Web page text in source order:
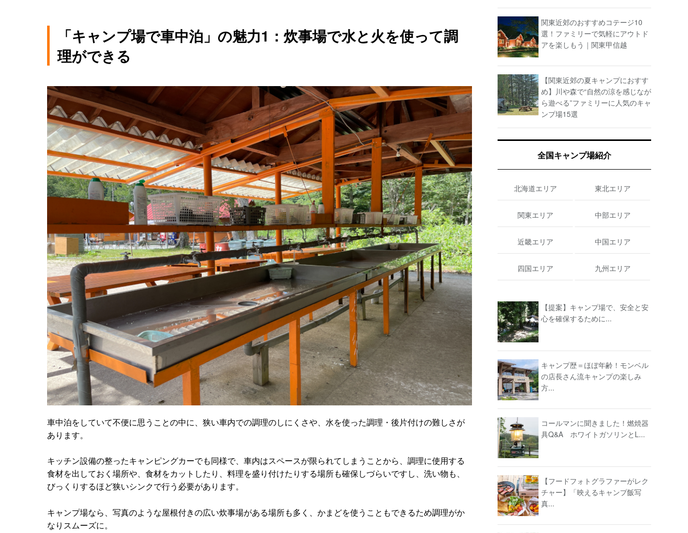
「キャンプ場で車中泊」の魅力1：炊事場で水と火を使って調
理ができる
車中泊をしていて不便に思うことの中に、狭い車内での調理のしにくさや、水を使った調理・後片付けの難しさが
あります。
キッチン設備の整ったキャンピングカーでも同様で、車内はスペースが限られてしまうことから、調理に使用する
食材を出しておく場所や、食材をカットしたり、料理を盛り付けたりする場所も確保しづらいですし、洗い物も、
びっくりするほど狭いシンクで行う必要があります。
キャンプ場なら、写真のような屋根付きの広い炊事場がある場所も多く、かまどを使うこともできるため調理がか
なりスムーズに。
関東近郊のおすすめコテージ10
選！ファミリーで気軽にアウトド
アを楽しもう｜関東甲信越
【関東近郊の夏キャンプにおすす
め】川や森で“自然の涼を感じなが
ら遊べる”ファミリーに人気のキャ
ンプ場15選
全国キャンプ場紹介
北海道エリア 東北エリア
関東エリア 中部エリア
近畿エリア 中国エリア
四国エリア 九州エリア
【提案】キャンプ場で、安全と安
心を確保するために...
キャンプ歴＝ほぼ年齢！モンベル
の店長さん流キャンプの楽しみ
方...
コールマンに聞きました！燃焼器
具Q&A ホワイトガソリンとL...
【フードフォトグラファーがレク
チャー】「映えるキャンプ飯写
真...